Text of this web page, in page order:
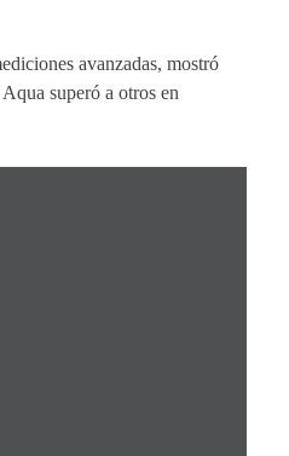
avanzadas, mostró
superó a otros en